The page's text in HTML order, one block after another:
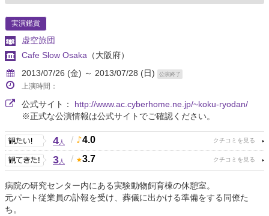
実演鑑賞
虚空旅団
Cafe Slow Osaka （大阪府）
2013/07/26 (金) ～ 2013/07/28 (日)
公演終了
上演時間：
公式サイト： http://www.ac.cyberhome.ne.jp/~koku-ryodan/
※正式な公演情報は公式サイトでご確認ください。
4人 / 4.0
3人 / 3.7
病院の研究センター内にある実験動物飼育棟の休憩室。
元パート従業員の訃報を受け、葬儀に出かける準備をする同僚た
ち。